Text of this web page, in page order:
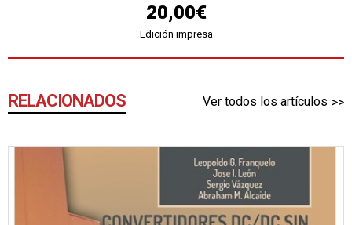
20,00€
Edición impresa
RELACIONADOS Ver todos los artículos